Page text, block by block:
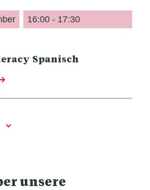
16:00 - 17:30
Spanisch
unsere